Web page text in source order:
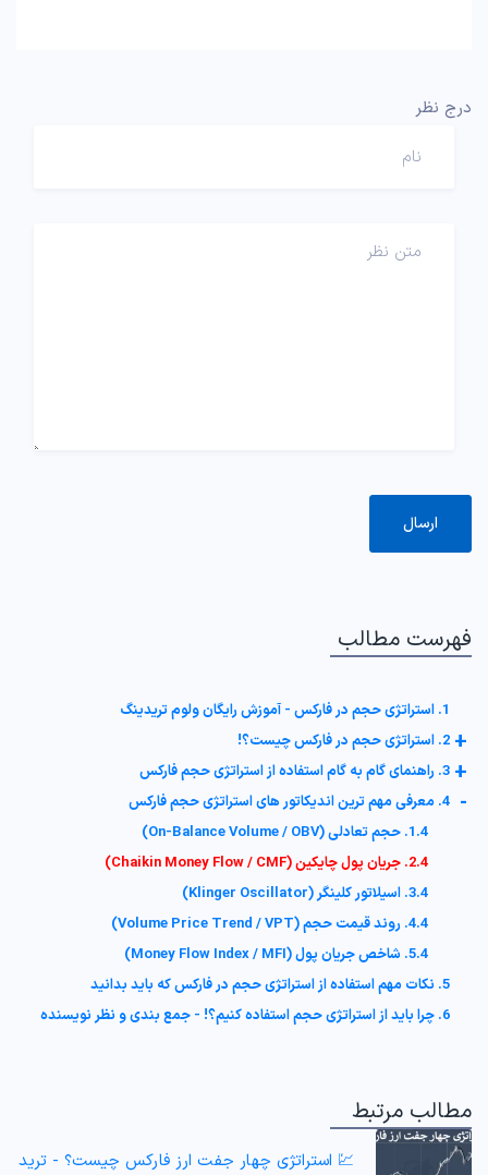
درج نظر
فهرست مطالب
1. استراتژی حجم در فارکس - آموزش رایگان ولوم تریدینگ
2. استراتژی حجم در فارکس چیست؟! +
3. راهنمای گام به گام استفاده از استراتژی حجم فارکس +
4. معرفی مهم ترین اندیکاتور های استراتژی حجم فارکس -
1.4. حجم تعادلی (On-Balance Volume / OBV)
2.4. جریان پول چایکین (Chaikin Money Flow / CMF)
3.4. اسیلاتور کلینگر (Klinger Oscillator)
4.4. روند قیمت حجم (Volume Price Trend / VPT)
5.4. شاخص جریان پول (Money Flow Index / MFI)
5. نکات مهم استفاده از استراتژی حجم در فارکس که باید بدانید
6. چرا باید از استراتژی حجم استفاده کنیم؟! - جمع بندی و نظر نویسنده
مطالب مرتبط
💹 استراتژی چهار جفت ارز فارکس چیست؟ - ترید